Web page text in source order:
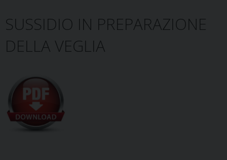
SUSSIDIO IN PREPARAZIONE
DELLA VEGLIA